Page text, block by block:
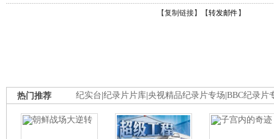
【复制链接】【转发邮件 】
纪实台 纪录片片库 央视精品纪录片专场 BBC纪录片
热门推荐